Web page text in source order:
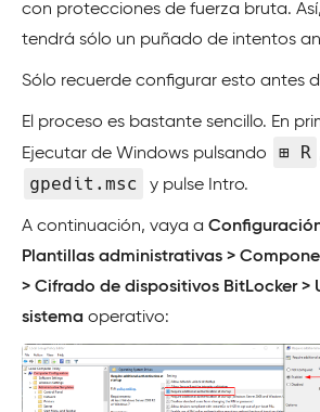
con protecciones de fuerza bruta.
tendrá sólo un puñado de intentos
Sólo recuerde configurar esto antes
El proceso es bastante sencillo. En
Ejecutar de Windows pulsando
⊞ R
gpedit.msc y pulse Intro.
A continuación, vaya a
Plantillas administrativas >
> Cifrado de dispositivos BitLocker >
sistema operativo: